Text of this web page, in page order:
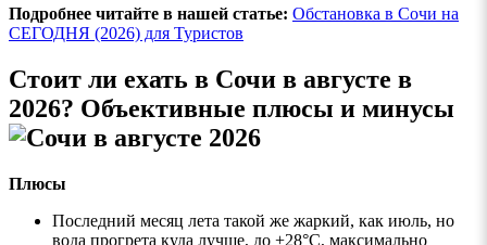
Подробнее читайте в нашей статье: Обстановка в Сочи на
СЕГОДНЯ (2026) для Туристов
Стоит ли ехать в Сочи в августе в
2026? Объективные плюсы и минусы
Плюсы
Последний месяц лета такой же жаркий, как июль, но
вода прогрета куда лучше, до +28°C, максимально